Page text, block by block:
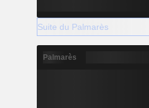
Suite du Palmarès
Palmarès